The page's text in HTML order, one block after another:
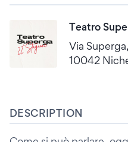
Teatro
Via
10042
DESCRIPTION